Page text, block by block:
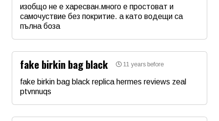
изобщо не е харесван.много е простоват и
самочуствие без покритие. а като водещи са
пълна боза
fake birkin bag black 11 years before
fake birkin bag black replica hermes reviews zeal
ptvnnuqs